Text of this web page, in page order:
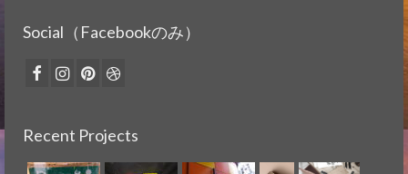
Social（Facebookのみ）
Recent Projects